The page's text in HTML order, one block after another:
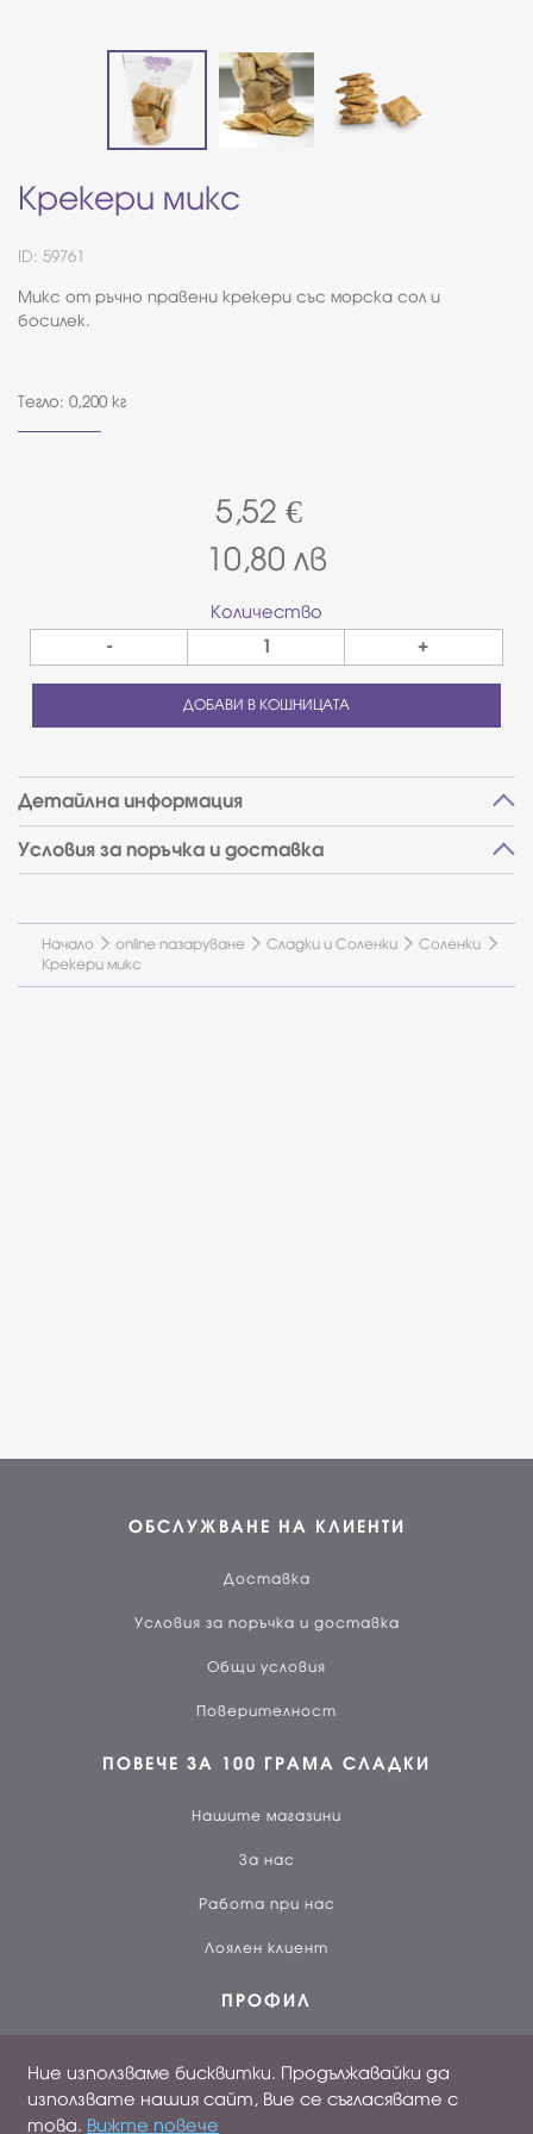
Крекери микс
ID: 59761
Микс от ръчно правени крекери със морска сол и
босилек.
Тегло: 0,200 кг
5,52 €
10,80 лв
Количество
- +
ДОБАВИ В КОШНИЦАТА
Детайлна информация
Условия за поръчка и доставка
Начало online пазаруване Сладки и Соленки
Соленки
Крекери микс
ОБСЛУЖВАНЕ НА КЛИЕНТИ
Доставка
Условия за поръчка и доставка
Общи условия
Поверителност
ПОВЕЧЕ ЗА 100 ГРАМА СЛАДКИ
Нашите магазини
За нас
Работа при нас
Лоялен клиент
ПРОФИЛ
Създай профил
Ние използваме бисквитки. Продължавайки да
използвате нашия сайт, Вие се съгласявате с
това. Вижте повече